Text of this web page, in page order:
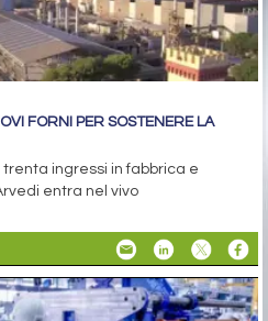
FORNI PER SOSTENERE LA
trenta ingressi in fabbrica e
entra nel vivo